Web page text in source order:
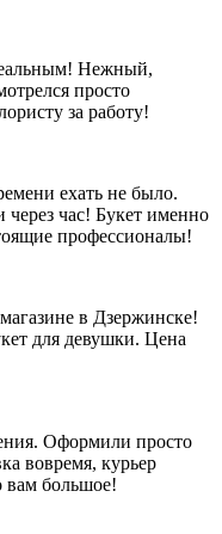
Нежный,
просто
за работу!
ехать не было.
час! Букет именно
профессионалы!
в Дзержинске!
для девушки. Цена
Оформили просто
вовремя, курьер
вам большое!